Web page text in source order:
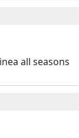
all seasons